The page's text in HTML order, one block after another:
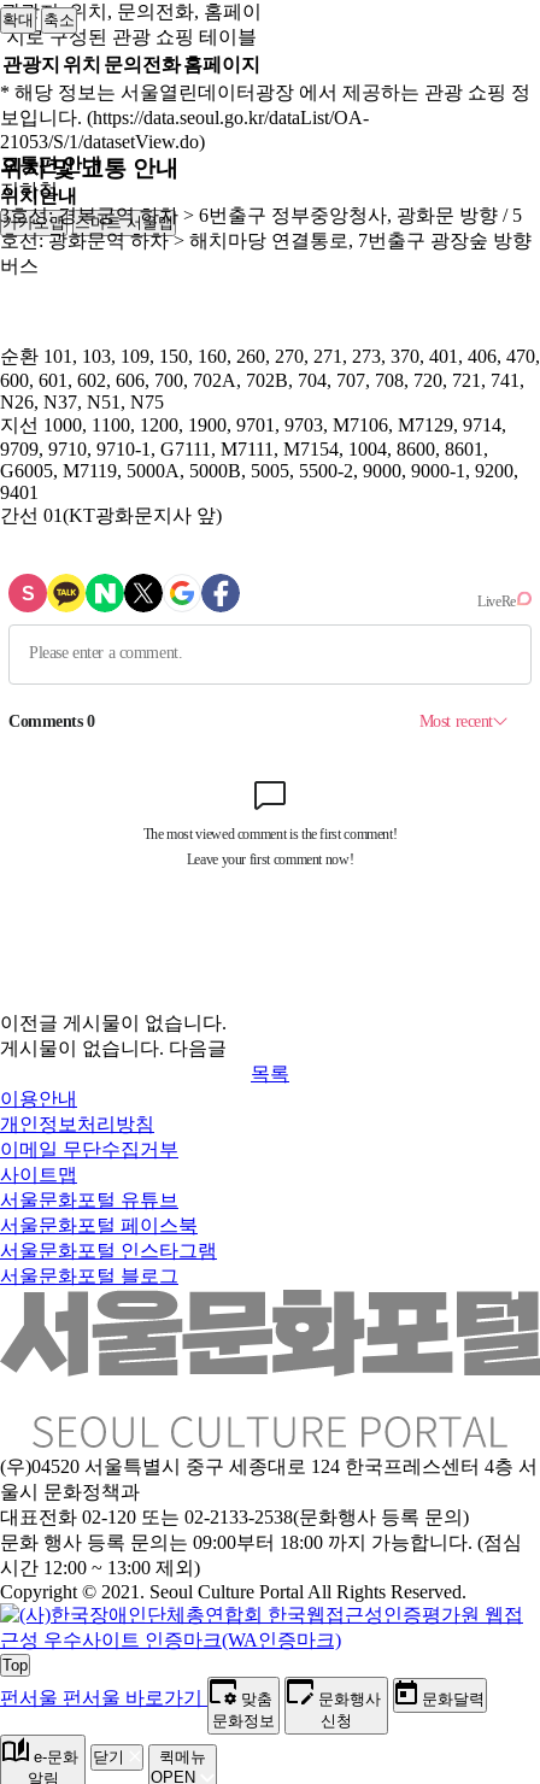
관광지, 위치, 문의전화, 홈페이
지로 구성된 관광 쇼핑 테이블
관광지 위치 문의전화홈페이지
* 해당 정보는 서울열린데이터광장 에서 제공하는 관광 쇼핑 정
보입니다. (https://data.seoul.go.kr/dataList/OA-
21053/S/1/datasetView.do)
위치 및 교통 안내
위치안내
카카오맵 스마트 서울맵
250m
확대 축소
교통편 안내
지하철
3호선: 경복궁역 하차 > 6번출구 정부중앙청사, 광화문 방향 / 5
호선: 광화문역 하차 > 해치마당 연결통로, 7번출구 광장숲 방향
버스
순환 101, 103, 109, 150, 160, 260, 270, 271, 273, 370, 401, 406, 470,
600, 601, 602, 606, 700, 702A, 702B, 704, 707, 708, 720, 721, 741,
N26, N37, N51, N75
지선 1000, 1100, 1200, 1900, 9701, 9703, M7106, M7129, 9714,
9709, 9710, 9710-1, G7111, M7111, M7154, 1004, 8600, 8601,
G6005, M7119, 5000A, 5000B, 5005, 5500-2, 9000, 9000-1, 9200,
9401
간선 01(KT광화문지사 앞)
이전글 게시물이 없습니다.
게시물이 없습니다. 다음글
목록
이용안내
개인정보처리방침
이메일 무단수집거부
사이트맵
서울문화포털 유튜브
서울문화포털 페이스북
서울문화포털 인스타그램
서울문화포털 블로그
(우)04520 서울특별시 중구 세종대로 124 한국프레스센터 4층 서
울시 문화정책과
대표전화 02-120 또는 02-2133-2538(문화행사 등록 문의)
문화 행사 등록 문의는 09:00부터 18:00 까지 가능합니다. (점심
시간 12:00 ~ 13:00 제외)
Copyright © 2021. Seoul Culture Portal All Rights Reserved.
Top
펀서울 펀서울 바로가기
맞춤
문화정보
문화행사
신청
문화달력
e-문화
알림
닫기
퀵메뉴
OPEN